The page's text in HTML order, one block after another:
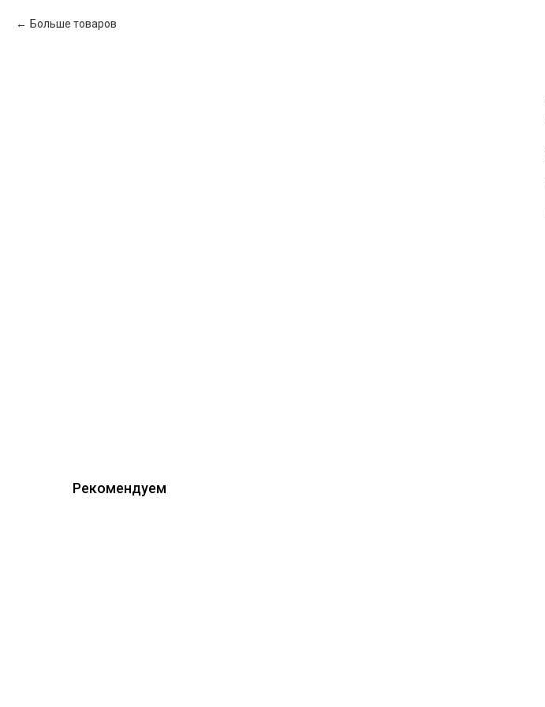
Больше товаров
Рекомендуем